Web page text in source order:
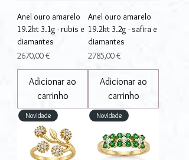
Anel ouro amarelo
19.2kt 3.1g - rubis e
diamantes
Preço
2670,00 €
Adicionar ao
carrinho
Anel ouro amarelo
19.2kt 3.2g - safira e
diamantes
Preço
2785,00 €
Adicionar ao
carrinho
Novidade Novidade